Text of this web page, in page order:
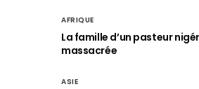
AFRIQUE
La famille d’un pasteur
massacrée
ASIE